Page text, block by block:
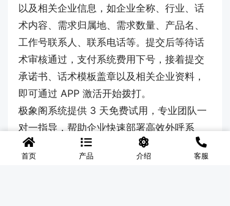
以及相关企业信息，如企业全称、行业、话
术内容、需求归属地、需求数量、产品名、
工作号联系人、联系电话等。提交后等待话
术审核通过，支付系统费用下号，接着提交
承诺书、话术模板盖章以及相关企业资料，
即可通过 APP 激活开始拨打。
极象阁系统提供 3 天免费试用，专业团队一
对一指导，帮助企业快速部署高效外呼系
统。如果您正在为电销封卡、外呼效率等问
题而困扰，欢迎联系我们办理开通。请拨打
首页 产品 介绍 客服